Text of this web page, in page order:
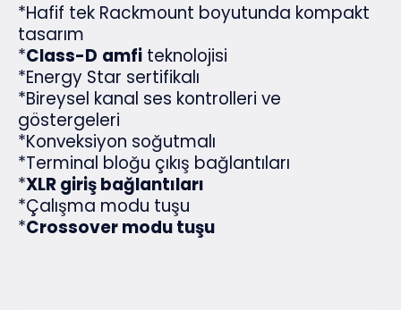
*Hafif tek Rackmount boyutunda kompakt
tasarım
*Class-D amfi teknolojisi
*Energy Star sertifikalı
*Bireysel kanal ses kontrolleri ve
göstergeleri
*Konveksiyon soğutmalı
*Terminal bloğu çıkış bağlantıları
*XLR giriş bağlantıları
*Çalışma modu tuşu
*Crossover modu tuşu